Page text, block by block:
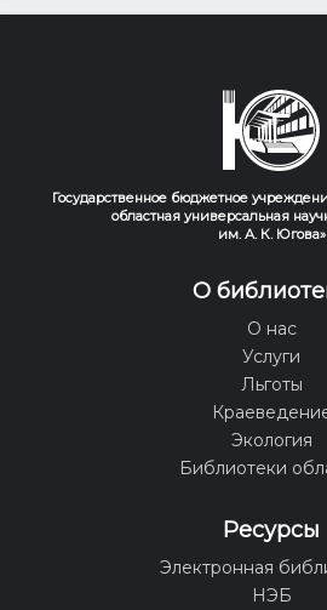
Государственное бюджетное
областная универсальная
им. А. К. Югова»
О
О нас
Услуги
Льготы
Экология
Библиотеки
Ресурсы
Электронная
НЭБ